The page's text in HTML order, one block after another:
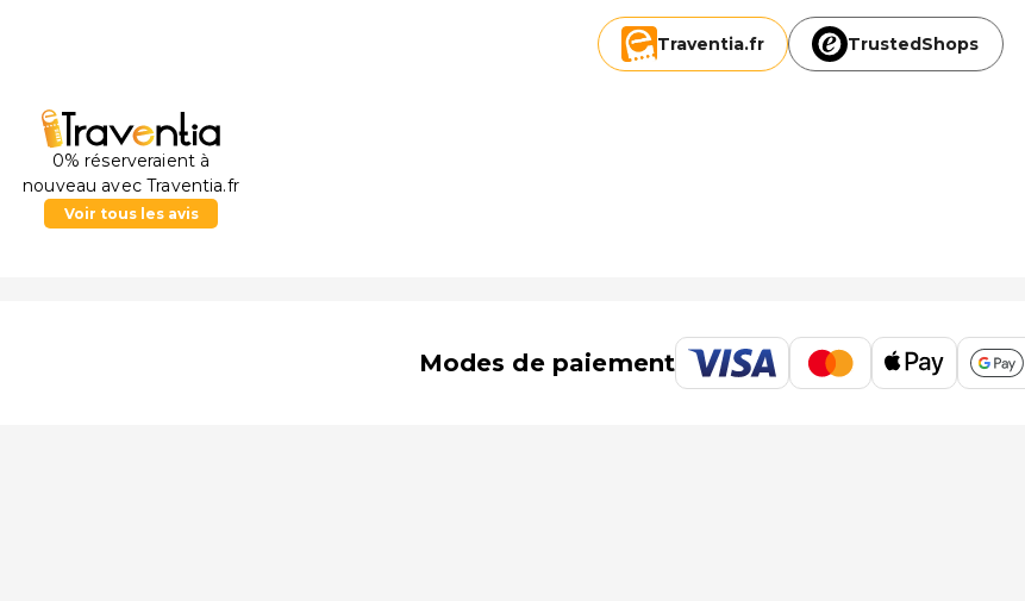
Traventia.fr TrustedShops
0% réserveraient à
nouveau avec Traventia.fr
Voir tous les avis
Modes de paiement